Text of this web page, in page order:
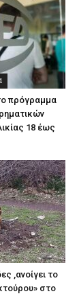
πρόγραμμα
18 έως
,ανοίγει το
στο